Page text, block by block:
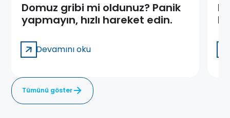
Domuz gribi mi oldunuz? Panik
yapmayın, hızlı hareket edin.
Devamını oku
Tümünü göster